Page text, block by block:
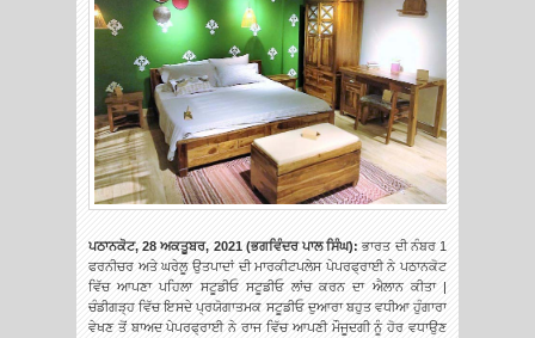
ਪਠਾਨਕੋਟ, 28 ਅਕਤੂਬਰ, 2021 (ਭਗਵਿੰਦਰ ਪਾਲ ਸਿੰਘ): ਭਾਰਤ ਦੀ ਨੰਬਰ 1
ਫਰਨੀਚਰ ਅਤੇ ਘਰੇਲੂ ਉਤਪਾਦਾਂ ਦੀ ਮਾਰਕੀਟਪਲੇਸ ਪੇਪਰਫ੍ਰਾਈ ਨੇ ਪਠਾਨਕੋਟ
ਵਿੱਚ ਆਪਣਾ ਪਹਿਲਾ ਸਟੂਡੀਓ ਸਟੂਡੀਓ ਲਾਂਚ ਕਰਨ ਦਾ ਐਲਾਨ ਕੀਤਾ |
ਚੰਡੀਗੜ੍ਹ ਵਿੱਚ ਇਸਦੇ ਪ੍ਰਯੋਗਾਤਮਕ ਸਟੂਡੀਓ ਦੁਆਰਾ ਬਹੁਤ ਵਧੀਆ ਹੁੰਗਾਰਾ
ਵੇਖਣ ਤੋਂ ਬਾਅਦ ਪੇਪਰਫ੍ਰਾਈ ਨੇ ਰਾਜ ਵਿੱਚ ਆਪਣੀ ਮੌਜੂਦਗੀ ਨੂੰ ਹੋਰ ਵਧਾਉਣ